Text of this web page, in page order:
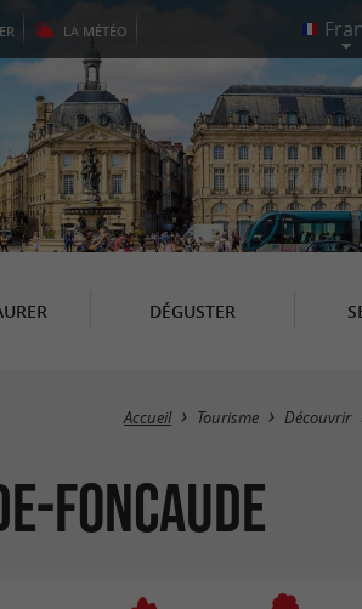
LA MÉTÉO
DÉGUSTER
Accueil Tourisme Découvrir
Foncaude